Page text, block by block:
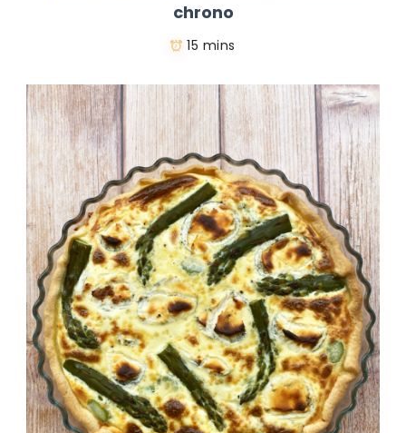
chrono
15 mins